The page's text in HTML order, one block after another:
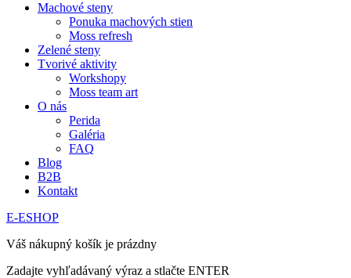
Machové steny
Ponuka machových stien
Moss refresh
Zelené steny
Tvorivé aktivity
Workshopy
Moss team art
O nás
Perida
Galéria
FAQ
Blog
B2B
Kontakt
E-ESHOP
Váš nákupný košík je prázdny
Zadajte vyhľadávaný výraz a stlačte ENTER